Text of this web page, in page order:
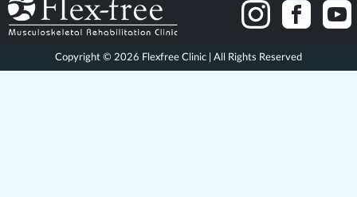
Copyright © 2026 Flexfree Clinic | All Rights Reserved